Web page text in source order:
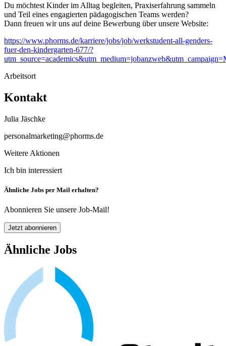
Du möchtest Kinder im Alltag begleiten, Praxiserfahrung sammeln
und Teil eines engagierten pädagogischen Teams werden?
Dann freuen wir uns auf deine Bewerbung über unsere Website:
https://www.phorms.de/karriere/jobs/job/werkstudent-all-genders-
fuer-den-kindergarten-677/?
Arbeitsort
Kontakt
Julia Jäschke
personalmarketing@phorms.de
Weitere Aktionen
Ich bin interessiert
Ähnliche Jobs per Mail erhalten?
Abonnieren Sie unsere Job-Mail!
Jetzt abonnieren
Ähnliche Jobs